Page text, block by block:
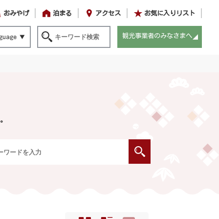
おみやげ 泊まる アクセス お気に入りリスト
観光事業者のみなさまへ